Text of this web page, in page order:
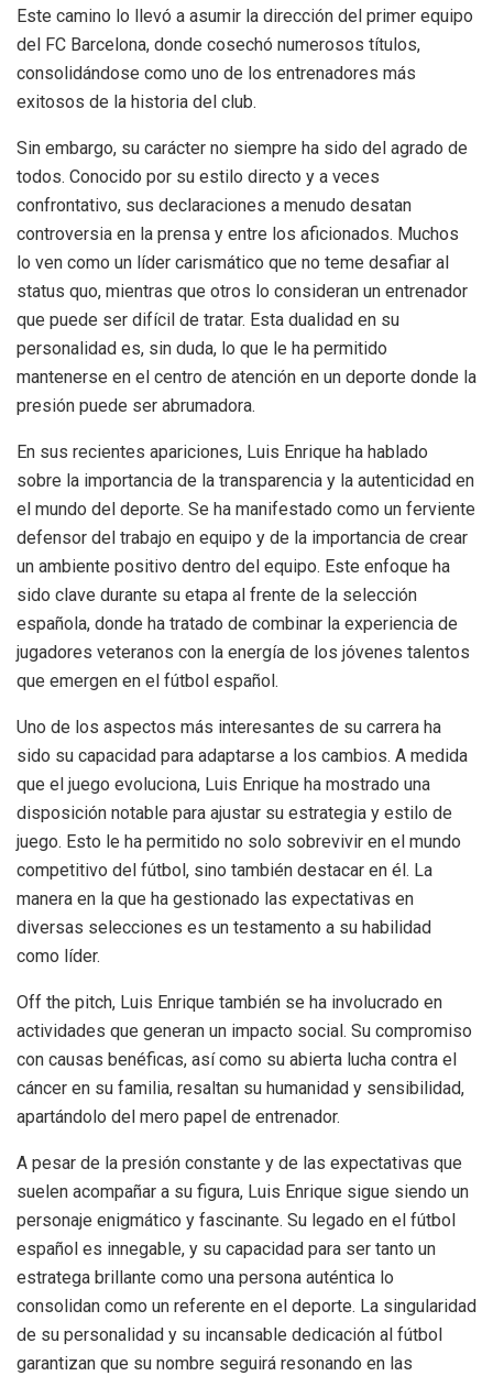
Este camino lo llevó a asumir la dirección del primer equipo
del FC Barcelona, donde cosechó numerosos títulos,
consolidándose como uno de los entrenadores más
exitosos de la historia del club.
Sin embargo, su carácter no siempre ha sido del agrado de
todos. Conocido por su estilo directo y a veces
confrontativo, sus declaraciones a menudo desatan
controversia en la prensa y entre los aficionados. Muchos
lo ven como un líder carismático que no teme desafiar al
status quo, mientras que otros lo consideran un entrenador
que puede ser difícil de tratar. Esta dualidad en su
personalidad es, sin duda, lo que le ha permitido
mantenerse en el centro de atención en un deporte donde la
presión puede ser abrumadora.
En sus recientes apariciones, Luis Enrique ha hablado
sobre la importancia de la transparencia y la autenticidad en
el mundo del deporte. Se ha manifestado como un ferviente
defensor del trabajo en equipo y de la importancia de crear
un ambiente positivo dentro del equipo. Este enfoque ha
sido clave durante su etapa al frente de la selección
española, donde ha tratado de combinar la experiencia de
jugadores veteranos con la energía de los jóvenes talentos
que emergen en el fútbol español.
Uno de los aspectos más interesantes de su carrera ha
sido su capacidad para adaptarse a los cambios. A medida
que el juego evoluciona, Luis Enrique ha mostrado una
disposición notable para ajustar su estrategia y estilo de
juego. Esto le ha permitido no solo sobrevivir en el mundo
competitivo del fútbol, sino también destacar en él. La
manera en la que ha gestionado las expectativas en
diversas selecciones es un testamento a su habilidad
como líder.
Off the pitch, Luis Enrique también se ha involucrado en
actividades que generan un impacto social. Su compromiso
con causas benéficas, así como su abierta lucha contra el
cáncer en su familia, resaltan su humanidad y sensibilidad,
apartándolo del mero papel de entrenador.
A pesar de la presión constante y de las expectativas que
suelen acompañar a su figura, Luis Enrique sigue siendo un
personaje enigmático y fascinante. Su legado en el fútbol
español es innegable, y su capacidad para ser tanto un
estratega brillante como una persona auténtica lo
consolidan como un referente en el deporte. La singularidad
de su personalidad y su incansable dedicación al fútbol
garantizan que su nombre seguirá resonando en las